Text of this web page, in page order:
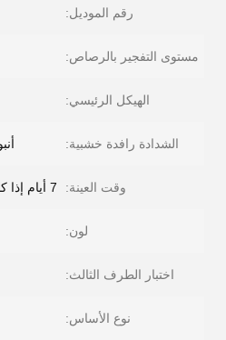
رقم الموديل:
مستوى التفجير بالرصاص:
الهيكل الرئيسي:
الشدادة رافدة خشبية:
وقت العينة: 7 أيام إذا كان لدينا الأجزاء القياسية
لون:
اختبار الطرف الثالث:
نوع الأساس: